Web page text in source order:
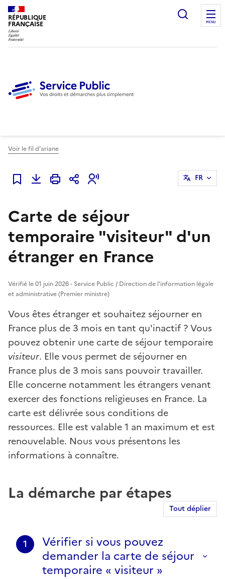
RÉPUBLIQUE
FRANÇAISE
Ouvrir
MENU
Voir le fil d'ariane
Ajouter à mes favoris
FR
Carte de séjour
temporaire "visiteur" d'un
étranger en France
Vérifié le 01 juin 2026 - Service Public / Direction de l'information légale
et administrative (Premier ministre)
Vous êtes étranger et souhaitez séjourner en
France plus de 3 mois en tant qu'inactif ? Vous
pouvez obtenir une carte de séjour temporaire
visiteur. Elle vous permet de séjourner en
France plus de 3 mois sans pouvoir travailler.
Elle concerne notamment les étrangers venant
exercer des fonctions religieuses en France. La
carte est délivrée sous conditions de
ressources. Elle est valable 1 an maximum et est
renouvelable. Nous vous présentons les
informations à connaître.
La démarche par étapes
Tout déplier
1
Vérifier si vous pouvez
demander la carte de séjour
temporaire « visiteur »